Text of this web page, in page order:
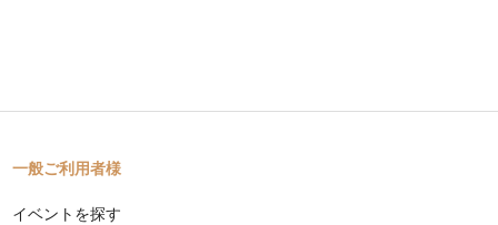
一般ご利用者様
イベントを探す